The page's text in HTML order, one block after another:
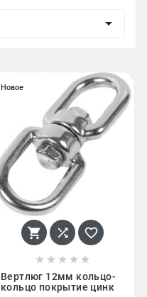

Новое
  
    
Вертлюг 12мм кольцо-
кольцо покрытие цинк